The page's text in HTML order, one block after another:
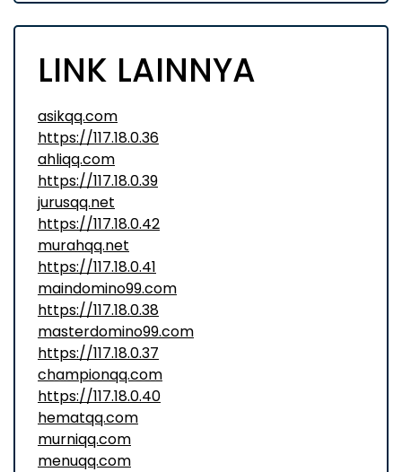
LINK LAINNYA
asikqq.com
https://117.18.0.36
ahliqq.com
https://117.18.0.39
jurusqq.net
https://117.18.0.42
murahqq.net
https://117.18.0.41
maindomino99.com
https://117.18.0.38
masterdomino99.com
https://117.18.0.37
championqq.com
https://117.18.0.40
hematqq.com
murniqq.com
menuqq.com